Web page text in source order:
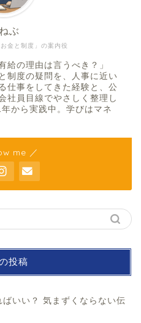
金と制度」の案内役
ぶ
給の理由は言うべき？」
度の疑問を、人事に近い
仕事をしてきた経験と、公
社員目線でやさしく整理し
から実践中。学びはマネ
me ／
投稿
いい？ 気まずくならない伝